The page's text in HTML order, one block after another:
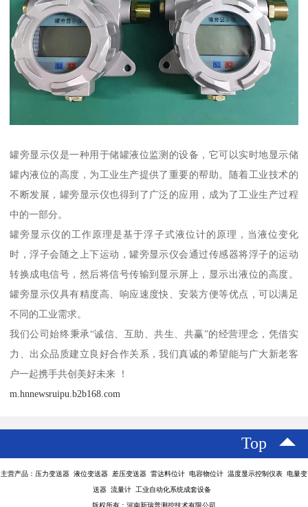
罐旁显示仪是一种用于储罐液位监测的设备，它可以实时地显示储
罐内液位的高度，为工业生产提供了重要的帮助。随着工业技术的
不断发展，罐旁显示仪也得到了广泛的应用，成为了工业生产过程
中的一部分。
罐旁显示仪的工作原理是基于浮子式液位计的原理，当液位变化
时，浮子会随之上下运动，罐旁显示仪会通过传感器将浮子的运动
转换成电信号，然后将信号传输到显示屏上，显示出液位的高度。
罐旁显示仪具有精度高、响应速度快、安装方便等优点，可以满足
不同的工业需求。
我们公司始终秉承“诚信、互助、共生、共赢”的经营理念，凭借实
力、出众品质建立良好合作关系，我们真诚的希望能与广大新老客
户一起携手共创美好未来 ！
m.hnnewsruipu.b2b168.com
Top
主营产品：压力变送器 液位变送器 差压变送器 雷达料位计 电容物位计 温度显示控制仪表 电量变
送器 流量计 工业自动化系统成套设备
版权所有：河南新瑞普测控技术有限公司